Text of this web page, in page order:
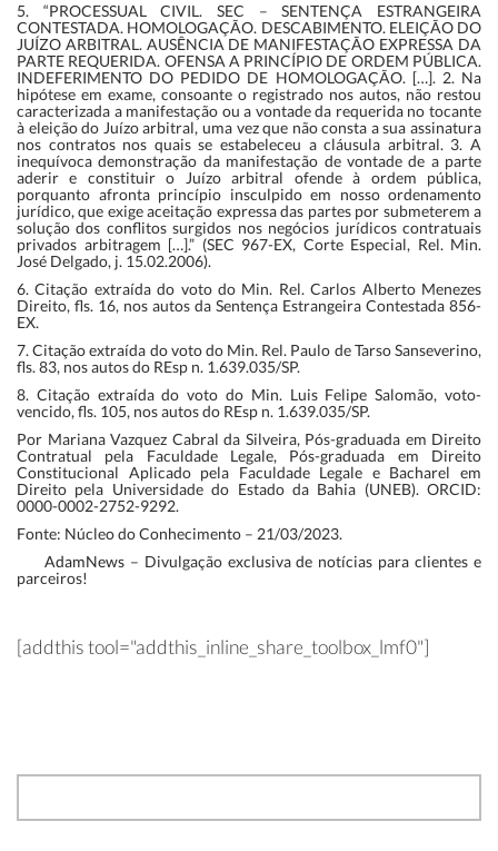
5. “PROCESSUAL CIVIL. SEC – SENTENÇA ESTRANGEIRA
CONTESTADA. HOMOLOGAÇÃO. DESCABIMENTO. ELEIÇÃO DO
JUÍZO ARBITRAL. AUSÊNCIA DE MANIFESTAÇÃO EXPRESSA DA
PARTE REQUERIDA. OFENSA A PRINCÍPIO DE ORDEM PÚBLICA.
INDEFERIMENTO DO PEDIDO DE HOMOLOGAÇÃO. […]. 2. Na
hipótese em exame, consoante o registrado nos autos, não restou
caracterizada a manifestação ou a vontade da requerida no tocante
à eleição do Juízo arbitral, uma vez que não consta a sua assinatura
nos contratos nos quais se estabeleceu a cláusula arbitral. 3. A
inequívoca demonstração da manifestação de vontade de a parte
aderir e constituir o Juízo arbitral ofende à ordem pública,
porquanto afronta princípio insculpido em nosso ordenamento
jurídico, que exige aceitação expressa das partes por submeterem a
solução dos conflitos surgidos nos negócios jurídicos contratuais
privados arbitragem […].” (SEC 967-EX, Corte Especial, Rel. Min.
José Delgado, j. 15.02.2006).
6. Citação extraída do voto do Min. Rel. Carlos Alberto Menezes
Direito, fls. 16, nos autos da Sentença Estrangeira Contestada 856-
EX.
7. Citação extraída do voto do Min. Rel. Paulo de Tarso Sanseverino,
fls. 83, nos autos do REsp n. 1.639.035/SP.
8. Citação extraída do voto do Min. Luis Felipe Salomão, voto-
vencido, fls. 105, nos autos do REsp n. 1.639.035/SP.
Por Mariana Vazquez Cabral da Silveira, Pós-graduada em Direito
Contratual pela Faculdade Legale, Pós-graduada em Direito
Constitucional Aplicado pela Faculdade Legale e Bacharel em
Direito pela Universidade do Estado da Bahia (UNEB). ORCID:
0000-0002-2752-9292.
Fonte: Núcleo do Conhecimento – 21/03/2023.
AdamNews– Divulgação exclusiva de notícias para clientes e
parceiros!
[addthis tool="addthis_inline_share_toolbox_lmf0"]